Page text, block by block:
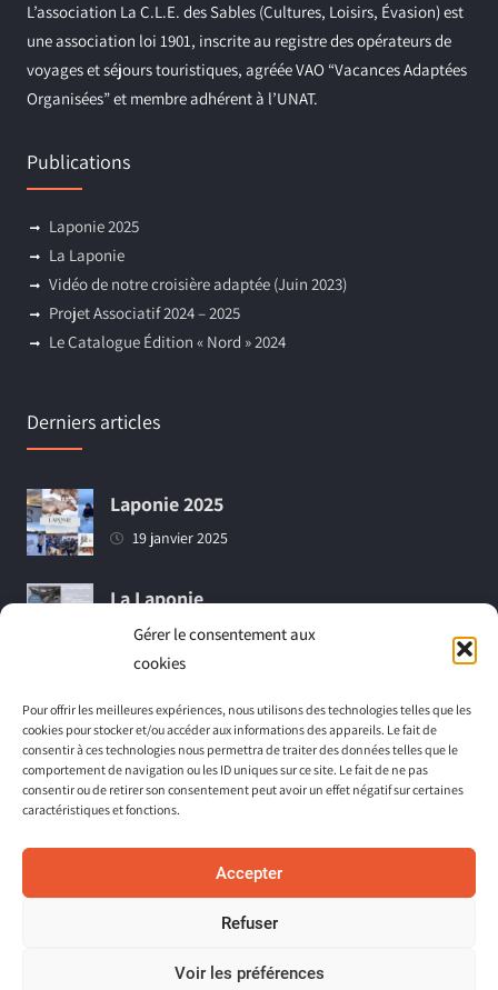
Gérer le consentement aux
cookies
Pour offrir les meilleures expériences, nous utilisons des technologies telles que les
cookies pour stocker et/ou accéder aux informations des appareils. Le fait de
consentir à ces technologies nous permettra de traiter des données telles que le
comportement de navigation ou les ID uniques sur ce site. Le fait de ne pas
consentir ou de retirer son consentement peut avoir un effet négatif sur certaines
caractéristiques et fonctions.
Accepter
Refuser
Voir les préférences
L’association La C.L.E. des Sables (Cultures, Loisirs, Évasion) est
une association loi 1901, inscrite au registre des opérateurs de
voyages et séjours touristiques, agréée VAO “Vacances Adaptées
Organisées” et membre adhérent à l’UNAT.
Publications
Laponie 2025
La Laponie
Vidéo de notre croisière adaptée (Juin 2023)
Projet Associatif 2024 – 2025
Le Catalogue Édition « Nord » 2024
Derniers articles
Laponie 2025
19 janvier 2025
La Laponie
18 mars 2024
2023)
1 décembre 2023
La C.L.E des Sables, Vacances et Séjours